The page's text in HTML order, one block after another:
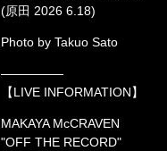
(原田 2026 6.18)
Photo by Takuo Sato
―――――
【LIVE INFORMATION】
MAKAYA McCRAVEN
"OFF THE RECORD"